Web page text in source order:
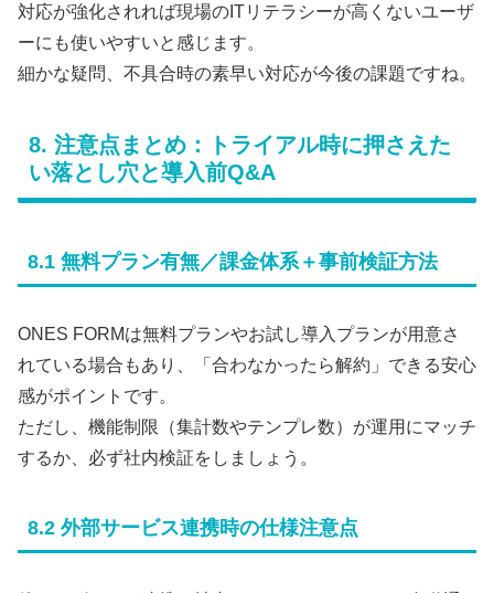
対応が強化されれば現場のITリテラシーが高くないユーザ
ーにも使いやすいと感じます。
細かな疑問、不具合時の素早い対応が今後の課題ですね。
8. 注意点まとめ：トライアル時に押さえた
い落とし穴と導入前Q&A
8.1 無料プラン有無／課金体系＋事前検証方法
ONES FORMは無料プランやお試し導入プランが用意さ
れている場合もあり、「合わなかったら解約」できる安心
感がポイントです。
ただし、機能制限（集計数やテンプレ数）が運用にマッチ
するか、必ず社内検証をしましょう。
8.2 外部サービス連携時の仕様注意点